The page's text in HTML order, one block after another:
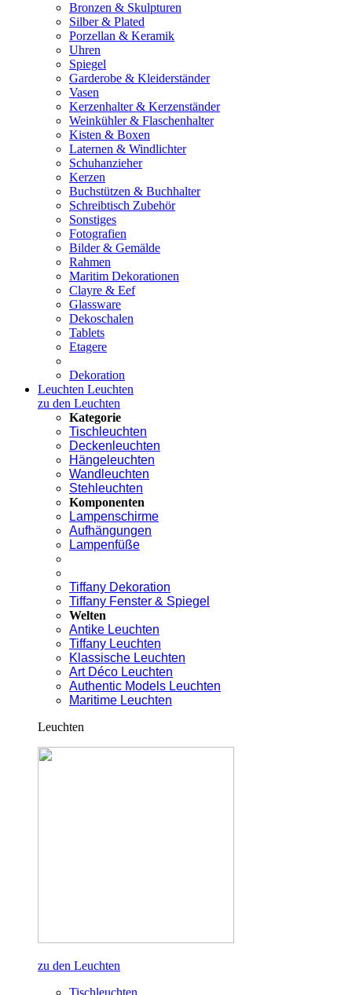
Bronzen & Skulpturen
Silber & Plated
Porzellan & Keramik
Uhren
Spiegel
Garderobe & Kleiderständer
Vasen
Kerzenhalter & Kerzenständer
Weinkühler & Flaschenhalter
Kisten & Boxen
Laternen & Windlichter
Schuhanzieher
Kerzen
Buchstützen & Buchhalter
Schreibtisch Zubehör
Sonstiges
Fotografien
Bilder & Gemälde
Rahmen
Maritim Dekorationen
Clayre & Eef
Glassware
Dekoschalen
Tablets
Etagere
Dekoration
Leuchten Leuchten
zu den Leuchten
Kategorie
Tischleuchten
Deckenleuchten
Hängeleuchten
Wandleuchten
Stehleuchten
Komponenten
Lampenschirme
Aufhängungen
Lampenfüße
Tiffany Dekoration
Tiffany Fenster & Spiegel
Welten
Antike Leuchten
Tiffany Leuchten
Klassische Leuchten
Art Déco Leuchten
Authentic Models Leuchten
Maritime Leuchten
Leuchten
zu den Leuchten
Tischleuchten